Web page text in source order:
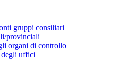
gruppi consiliari
provinciali
organi di controllo
uffici